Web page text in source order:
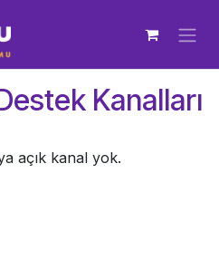
Kanalları
açık kanal yok.